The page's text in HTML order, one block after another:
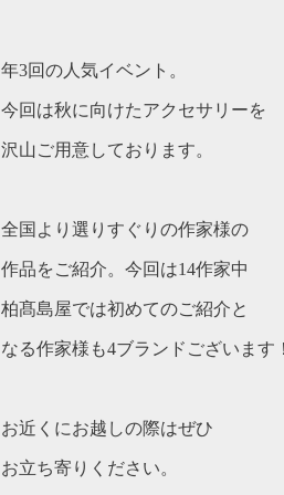
年3回の人気イベント。
今回は秋に向けたアクセサリーを
沢山ご用意しております。
全国より選りすぐりの作家様の
作品をご紹介。今回は14作家中
柏髙島屋では初めてのご紹介と
なる作家様も4ブランドございます
お近くにお越しの際はぜひ
お立ち寄りください。